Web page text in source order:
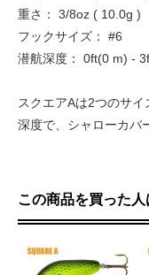
重さ： 3/8oz ( 10.0g )
フックサイズ： #6
潜航深度： 0ft(0 m) -
スクエアAは2つのサ
深度で、シャローカバ
この商品を買った